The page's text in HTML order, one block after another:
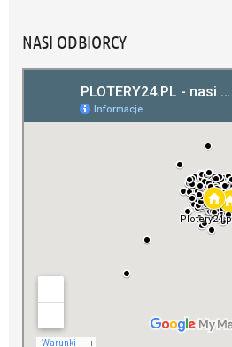
NASI ODBIORCY